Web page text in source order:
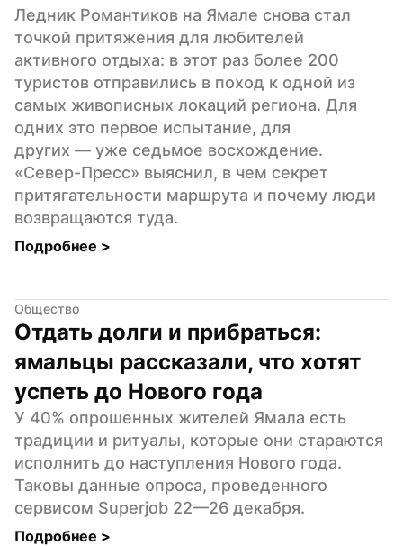
Ледник Романтиков на Ямале снова стал
точкой притяжения для любителей
активного отдыха: в этот раз более 200
туристов отправились в поход к одной из
самых живописных локаций региона. Для
одних это первое испытание, для
других — уже седьмое восхождение.
«Север-Пресс» выяснил, в чем секрет
притягательности маршрута и почему люди
возвращаются туда.
Подробнее >
Общество
Отдать долги и прибраться:
ямальцы рассказали, что хотят
успеть до Нового года
У 40% опрошенных жителей Ямала есть
традиции и ритуалы, которые они стараются
исполнить до наступления Нового года.
Таковы данные опроса, проведенного
сервисом Superjob 22—26 декабря.
Подробнее >